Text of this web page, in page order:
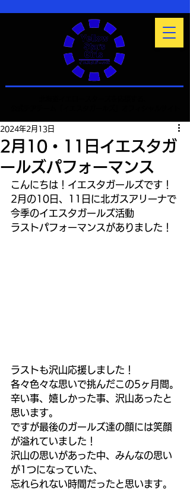
2月10・11日イエスタガ
ールズパフォーマンス
2024年2月13日
こんにちは！イエスタガールズです！
2月の10日、11日に北ガスアリーナで
今季のイエスタガールズ活動
ラストパフォーマンスがありました！
ラストも沢山応援しました！
各々色々な思いで挑んだこの5ヶ月間。
辛い事、嬉しかった事、沢山あったと
思います。
ですが最後のガールズ達の顔には笑顔
が溢れていました！
沢山の思いがあった中、みんなの思い
が1つになっていた、
忘れられない時間だったと思います。